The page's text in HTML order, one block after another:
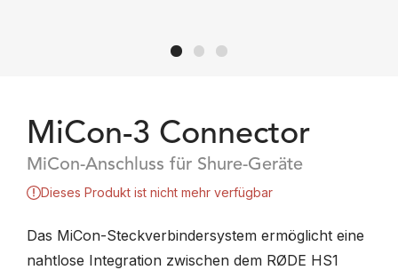
MiCon-3 Connector
MiCon-Anschluss für Shure-Geräte
Dieses Produkt ist nicht mehr verfügbar
Das MiCon-Steckverbindersystem ermöglicht eine
nahtlose Integration zwischen dem RØDE HS1